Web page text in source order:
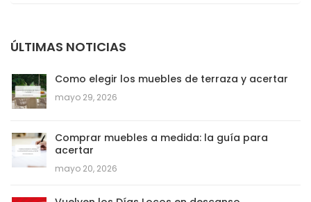
ÚLTIMAS NOTICIAS
Como elegir los muebles de terraza y acertar
mayo 29, 2026
Comprar muebles a medida: la guía para
acertar
mayo 20, 2026